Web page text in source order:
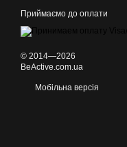
Приймаємо до оплати
© 2014—2026
BeActive.com.ua
Мобільна версія